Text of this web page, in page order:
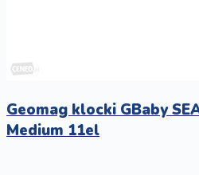
Geomag klocki GBaby
Medium 11el